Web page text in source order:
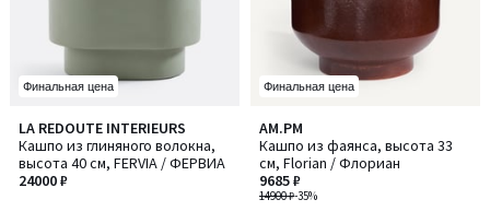
Финальная цена
LA REDOUTE INTERIEURS
Кашпо из глиняного волокна,
высота 40 см, FERVIA / ФЕРВИА
24000 ₽
Финальная цена
AM.PM
Кашпо из фаянса, высота 33
см, Florian / Флориан
14900 ₽-35%
9685 ₽
1,8
/ 5